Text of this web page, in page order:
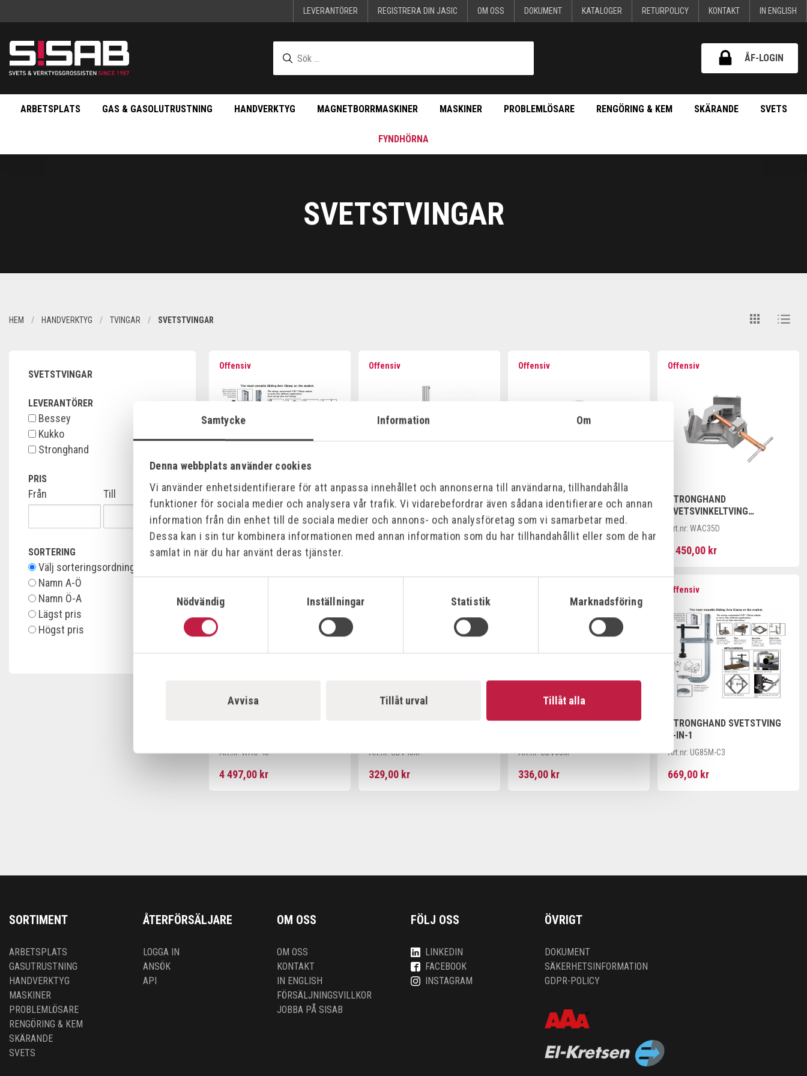
Samtycke Information Om
Denna webbplats använder cookies
Vi använder enhetsidentifierare för att anpassa innehållet och annonserna till användarna, tillhandahålla
funktioner för sociala medier och analysera vår trafik. Vi vidarebefordrar även sådana identifierare och annan
information från din enhet till de sociala medier och annons- och analysföretag som vi samarbetar med.
Dessa kan i sin tur kombinera informationen med annan information som du har tillhandahållit eller som de har
samlat in när du har använt deras tjänster.
Nödvändig
Inställningar Statistik Marknadsföring
Avvisa Tillåt urval Tillåt alla
LEVERANTÖRER REGISTRERA DIN JASIC OM OSS DOKUMENT KATALOGER RETURPOLICY KONTAKT IN ENGLISH
ÅF-LOGIN
ARBETSPLATS GAS & GASOLUTRUSTNING HANDVERKTYG MAGNETBORRMASKINER MASKINER PROBLEMLÖSARE RENGÖRING & KEM SKÄRANDE SVETS
FYNDHÖRNA
SVETSTVINGAR
HEM HANDVERKTYG TVINGAR SVETSTVINGAR
SVETSTVINGAR
LEVERANTÖRER
Bessey
Kukko
Stronghand
PRIS
Från Till
SORTERING
Välj sorteringsordning
Namn A-Ö
Namn Ö-A
Lägst pris
Högst pris
Offensiv
STRONGHAND SVETSTVING 4
IN 1
795,00 kr
Offensiv
BESSEY RÖRTVING 110MM
Art.nr: GRZRO
Offensiv
KUKKO SVETSVINKELTVING
Offensiv
STRONGHAND
SVETSVINKELTVING
122X35MM
Art.nr: WAC35D
2 450,00 kr
Art.nr:WAC-45
4 497,00 kr
Art.nr:UDV45M
329,00 kr
STRONGHAND
Art.nr:UDV65M
336,00 kr
Offensiv
STRONGHAND SVETSTVING
4-IN-1
Art.nr: UG85M-C3
669,00 kr
SORTIMENT
ARBETSPLATS
GASUTRUSTNING
HANDVERKTYG
MASKINER
PROBLEMLÖSARE
RENGÖRING & KEM
SKÄRANDE
SVETS
ÅTERFÖRSÄLJARE
LOGGA IN
ANSÖK
API
OM OSS
OM OSS
KONTAKT
IN ENGLISH
FÖRSÄLJNINGSVILLKOR
JOBBA PÅ SISAB
FÖLJ OSS
LINKEDIN
FACEBOOK
INSTAGRAM
ÖVRIGT
DOKUMENT
SÄKERHETSINFORMATION
GDPR-POLICY